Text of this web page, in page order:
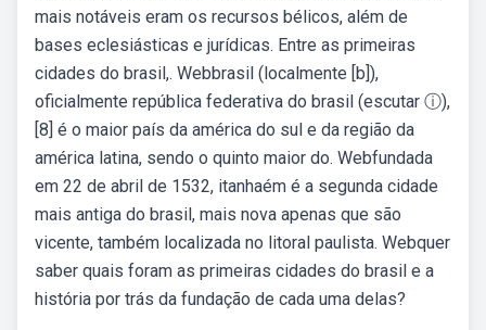
mais notáveis eram os recursos bélicos, além de
bases eclesiásticas e jurídicas. Entre as primeiras
cidades do brasil,. Webbrasil (localmente [b]),
oficialmente república federativa do brasil (escutar ⓘ),
[8] é o maior país da américa do sul e da região da
américa latina, sendo o quinto maior do. Webfundada
em 22 de abril de 1532, itanhaém é a segunda cidade
mais antiga do brasil, mais nova apenas que são
vicente, também localizada no litoral paulista. Webquer
saber quais foram as primeiras cidades do brasil e a
história por trás da fundação de cada uma delas?